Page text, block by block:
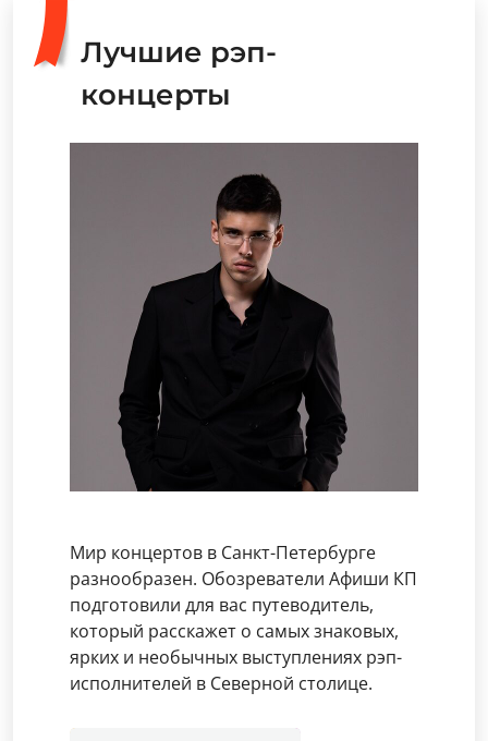
Лучшие рэп-
концерты
Мир концертов в Санкт-Петербурге
разнообразен. Обозреватели Афиши КП
подготовили для вас путеводитель,
который расскажет о самых знаковых,
ярких и необычных выступлениях рэп-
исполнителей в Северной столице.